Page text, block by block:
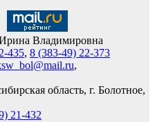
Владимировна
435, 8 (383-49) 22-373
,
область, г. Болотное,
21-432